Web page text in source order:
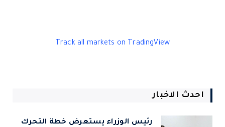
Track all markets on TradingView
احدث الاخبار
رئيس الوزراء يستعرض خطة التحرك